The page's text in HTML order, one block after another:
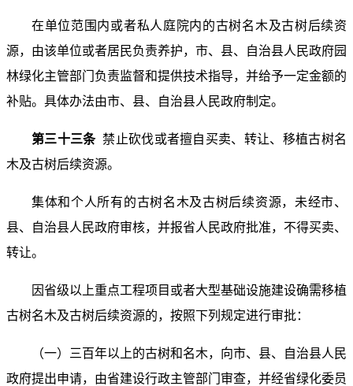
在单位范围内或者私人庭院内的古树名木及古树后续资
源，由该单位或者居民负责养护，市、县、自治县人民政府园
林绿化主管部门负责监督和提供技术指导，并给予一定金额的
补贴。具体办法由市、县、自治县人民政府制定。
第三十三条禁止砍伐或者擅自买卖、转让、移植古树名
木及古树后续资源。
集体和个人所有的古树名木及古树后续资源，未经市、
县、自治县人民政府审核，并报省人民政府批准，不得买卖、
转让。
因省级以上重点工程项目或者大型基础设施建设确需移植
古树名木及古树后续资源的，按照下列规定进行审批：
（一）三百年以上的古树和名木，向市、县、自治县人民
政府提出申请，由省建设行政主管部门审查，并经省绿化委员